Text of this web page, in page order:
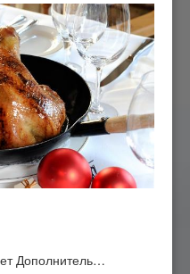
Дополнитель…